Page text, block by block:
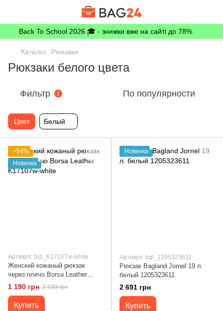
Back To School 2026 🎓 - знижки вже на сайті до 78%
Каталог Рюкзаки
Рюкзаки белого цвета
Фильтр 1 По популярности
Цвет Белый
−54%
Новинка
Артикул: brp_K17107w-white
Женский кожаный рюкзак
через плечо Borsa Leather
K17107w-white
1 190 грн 2 599 грн
Купить
Новинка
Артикул: bgl_1205323611
Рюкзак Bagland Jornel 19 л.
белый 1205323611
2 691 грн
Купить